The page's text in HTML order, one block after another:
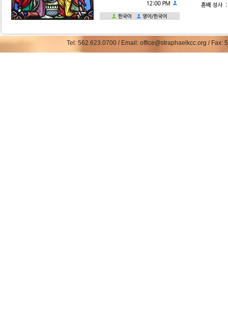
Tel: 562.623.0700 / Email: office@straphaelkcc.org /